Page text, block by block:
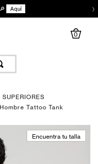
Aquí ›
0
SUPERIORES
Tattoo Tank
Encuentra tu talla